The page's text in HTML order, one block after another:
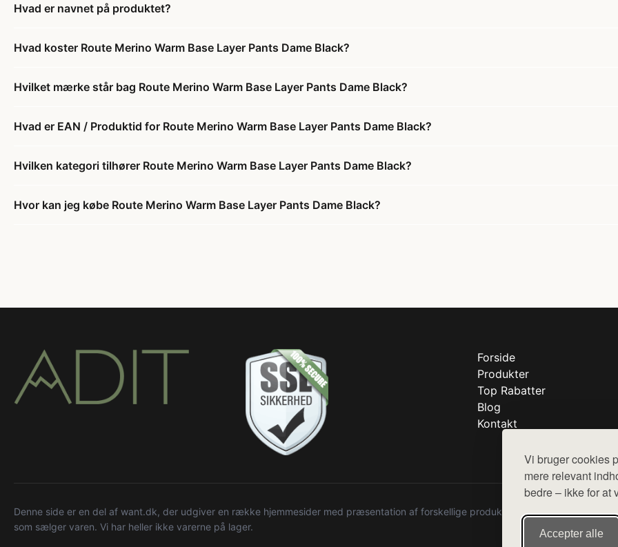
Vi bruger cookies
mere relevant
bedre – ikke for at
Accepter alle
Hvad er navnet på produktet?
Hvad koster Route Merino Warm Base Layer Pants Dame Black?
Hvilket mærke står bag Route Merino Warm Base Layer Pants Dame Black?
Hvad er EAN / Produktid for Route Merino Warm Base Layer Pants Dame Black?
Hvilken kategori tilhører Route Merino Warm Base Layer Pants Dame Black?
Hvor kan jeg købe Route Merino Warm Base Layer Pants Dame Black?
Forside
Produkter
Top Rabatter
Blog
Kontakt
Denne side er en del af want.dk, der udgiver en række hjemmesider med præsentation af forskellige produkter fra diverse
som sælger varen. Vi har heller ikke varerne på lager.